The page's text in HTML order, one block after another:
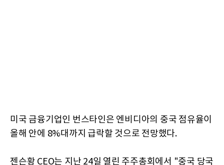
미국 금융기업인 번스타인은 엔비디아의 중국 점유율이
올해 안에 8%대까지 급락할 것으로 전망했다.
젠슨황 CEO는 지난 24일 열린 주주총회에서 "중국 당국